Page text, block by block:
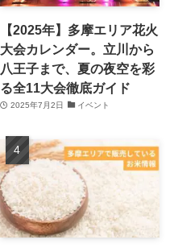
【2025年】多摩エリア花火
大会カレンダー。立川から
八王子まで、夏の夜空を彩
る全11大会徹底ガイド
2025年7月2日 イベント